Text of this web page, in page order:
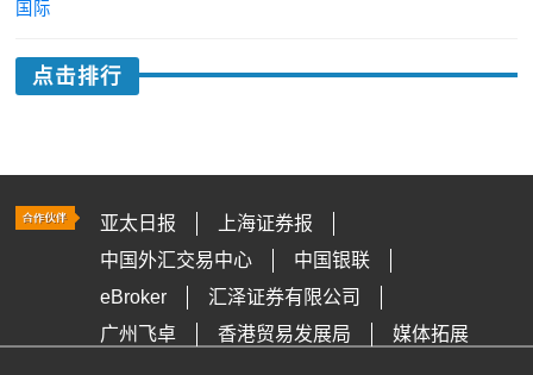
国际
点击排行
亚太日报
上海证券报
中国外汇交易中心
中国银联
eBroker
汇泽证券有限公司
广州飞卓
香港贸易发展局 媒体拓展